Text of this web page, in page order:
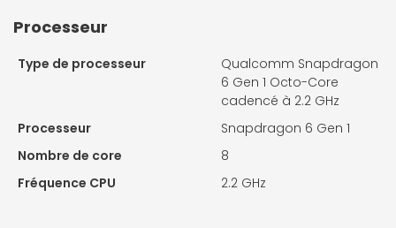
Processeur
Type de processeur
Qualcomm Snapdragon
6 Gen 1 Octo-Core
cadencé à 2.2 GHz
Processeur
Snapdragon 6 Gen 1
Nombre de core
8
Fréquence CPU
2.2 GHz